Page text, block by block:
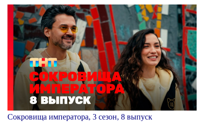
Сокровища императора, 3 сезон, 8 выпуск